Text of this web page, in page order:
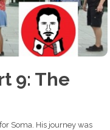
9: The
Soma. His journey was